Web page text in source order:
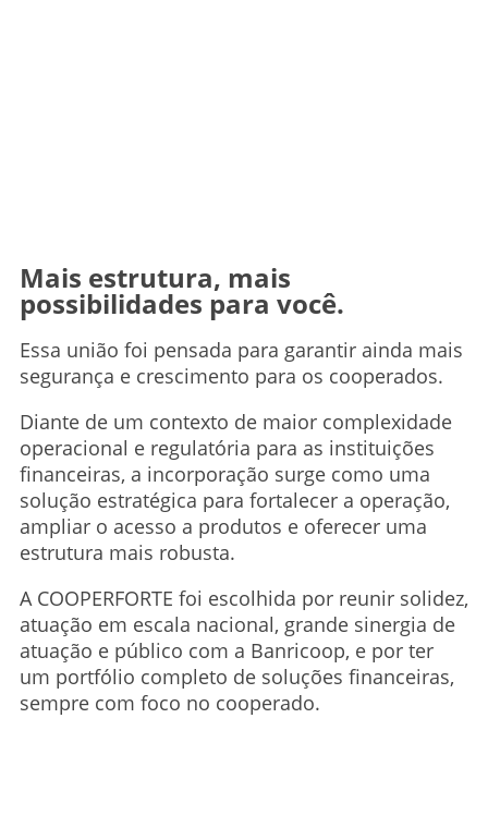
Mais estrutura, mais
possibilidades para você.
Essa união foi pensada para garantir ainda mais
segurança e crescimento para os cooperados.
Diante de um contexto de maior complexidade
operacional e regulatória para as instituições
financeiras, a incorporação surge como uma
solução estratégica para fortalecer a operação,
ampliar o acesso a produtos e oferecer uma
estrutura mais robusta.
A COOPERFORTE foi escolhida por reunir solidez,
atuação em escala nacional, grande sinergia de
atuação e público com a Banricoop, e por ter
um portfólio completo de soluções financeiras,
sempre com foco no cooperado.